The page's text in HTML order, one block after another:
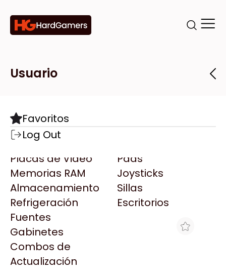
Categorías
Componentes
Motherboards
Microprocesadores
Placas de Video
Memorias RAM
Almacenamiento
Refrigeración
Fuentes
Gabinetes
Combos de
Actualización
Pads
Joysticks
Sillas
Escritorios
Marcas
Todas las Marcas
AMD
AULA
Acer
Adata
AeroCool
Antec
Arkham
Asrock
Tiendas
Destacadas
Usuario
Favoritos
Log Out
HT CURVA PLANA UNICANAL MARFIL